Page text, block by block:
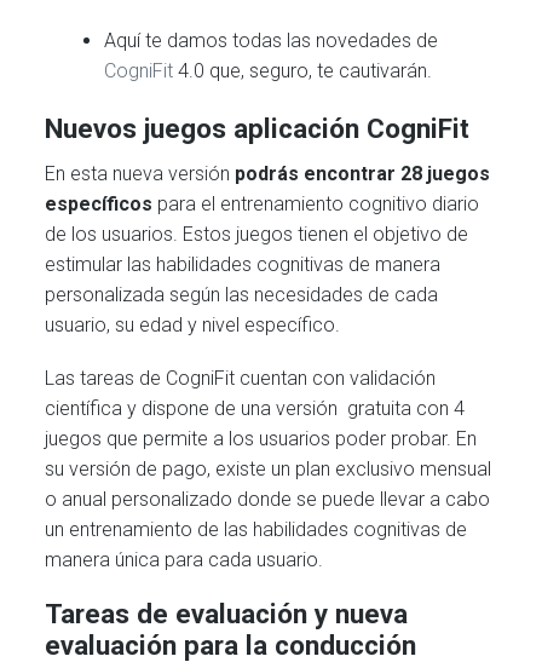
Aquí te damos todas las novedades de
CogniFit 4.0 que, seguro, te cautivarán.
Nuevos juegos aplicación CogniFit
En esta nueva versión podrás encontrar 28 juegos
específicos para el entrenamiento cognitivo diario
de los usuarios. Estos juegos tienen el objetivo de
estimular las habilidades cognitivas de manera
personalizada según las necesidades de cada
usuario, su edad y nivel específico.
Las tareas de CogniFit cuentan con validación
científica y dispone de una versión gratuita con 4
juegos que permite a los usuarios poder probar. En
su versión de pago, existe un plan exclusivo mensual
o anual personalizado donde se puede llevar a cabo
un entrenamiento de las habilidades cognitivas de
manera única para cada usuario.
Tareas de evaluación y nueva
evaluación para la conducción